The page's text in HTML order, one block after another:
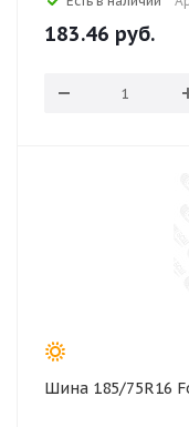
183.46 руб.
Шина 185/75R16